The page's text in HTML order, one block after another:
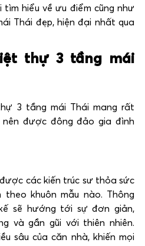
tìm hiểu về ưu điểm cũng như
Thái đẹp, hiện đại nhất qua
thự 3 tầng mái
3 tầng mái Thái mang rất
được đông đảo gia đình
các kiến trúc sư thỏa sức
khuôn mẫu nào. Thông
sẽ hướng tới sự đơn giản,
và gần gũi với thiên nhiên.
sâu của căn nhà, khiến mọi